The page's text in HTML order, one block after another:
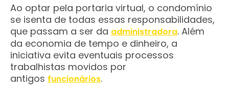
Ao optar pela portaria virtual, o condomínio
se isenta de todas essas responsabilidades,
que passam a ser da administradora. Além
da economia de tempo e dinheiro, a
iniciativa evita eventuais processos
trabalhistas movidos por
antigos funcionários.